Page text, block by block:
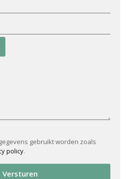
gebruikt worden zoals
policy.
Versturen